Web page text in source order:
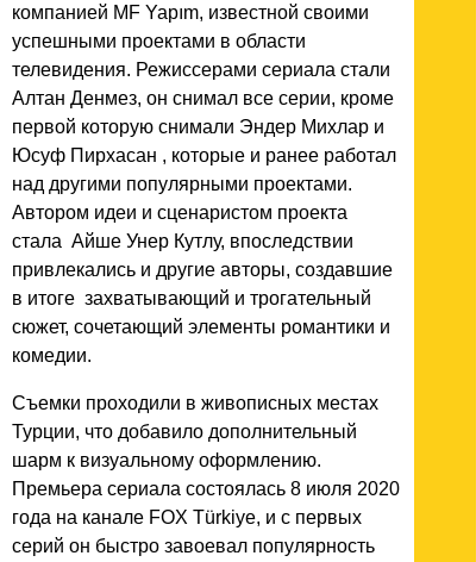
компанией MF Yapım, известной своими
успешными проектами в области
телевидения. Режиссерами сериала стали
Алтан Денмез, он снимал все серии, кроме
первой которую снимали Эндер Михлар и
Юсуф Пирхасан , которые и ранее работал
над другими популярными проектами.
Автором идеи и сценаристом проекта
стала Айше Унер Кутлу, впоследствии
привлекались и другие авторы, создавшие
в итоге захватывающий и трогательный
сюжет, сочетающий элементы романтики и
комедии.
Съемки проходили в живописных местах
Турции, что добавило дополнительный
шарм к визуальному оформлению.
Премьера сериала состоялась 8 июля 2020
года на канале FOX Türkiye, и с первых
серий он быстро завоевал популярность